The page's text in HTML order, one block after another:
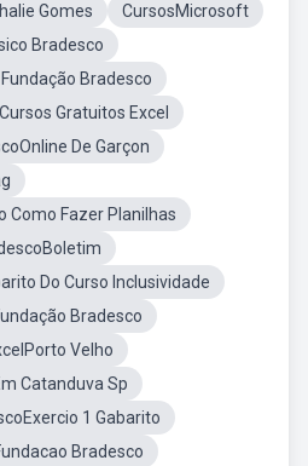
Gomes
CursosMicrosoft
Bradesco
Bradesco
Gratuitos Excel
De Garçon
Como Fazer Planilhas
Do Curso Inclusividade
Bradesco
Velho
Catanduva Sp
1 Gabarito
Bradesco